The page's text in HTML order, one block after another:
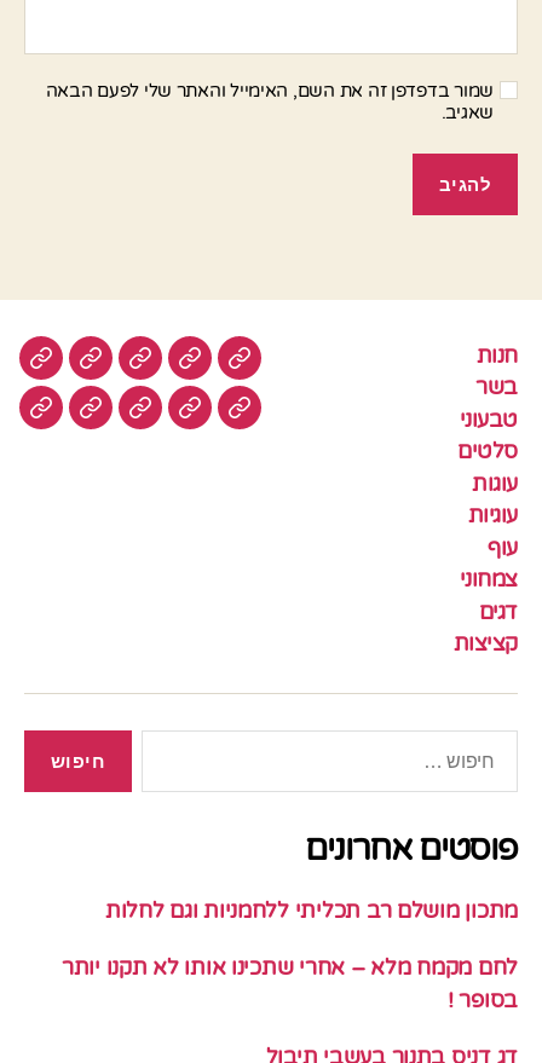
שמור בדפדפן זה את השם, האימייל והאתר שלי לפעם הבאה
שאגיב.
חנות
בשר
טבעוני
סלטים
עוגות
עוגיות
עוף
צמחוני
דגים
קציצות
חנות בשר טבעוניסלטים
עוגיותעוף צמחונידגים
פוסטים אחרונים
מתכון מושלם רב תכליתי ללחמניות וגם לחלות
לחם מקמח מלא – אחרי שתכינו אותו לא תקנו יותר
בסופר !
דג דניס בתנור בעשבי תיבול